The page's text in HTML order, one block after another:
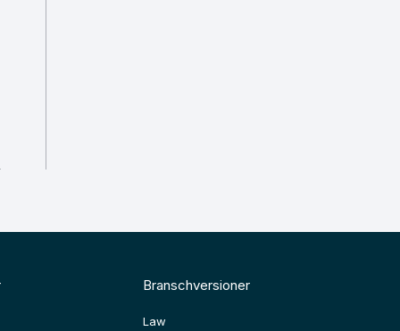
Branschversioner
Law